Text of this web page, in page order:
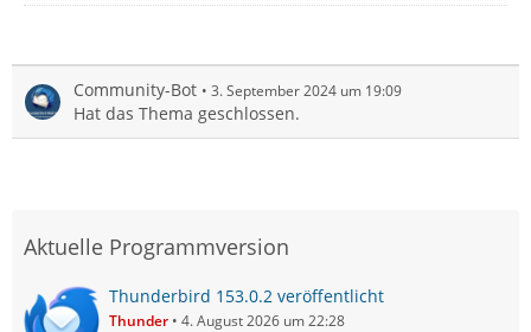
Community-Bot 3. September 2024 um 19:09
Hat das Thema geschlossen.
Aktuelle Programmversion
Thunderbird 153.0.2 veröffentlicht
Thunder 4. August 2026 um 22:28